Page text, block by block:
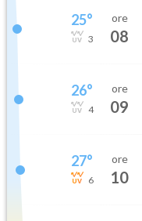
25°
3
ore
08
26°
4
ore
09
27°
6
ore
10